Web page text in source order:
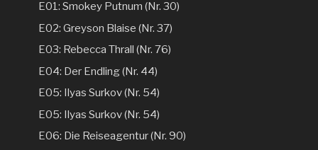
E01: Smokey Putnum (Nr. 30)
E02: Greyson Blaise (Nr. 37)
E03: Rebecca Thrall (Nr. 76)
E04: Der Endling (Nr. 44)
E05: Ilyas Surkov (Nr. 54)
E05: Ilyas Surkov (Nr. 54)
E06: Die Reiseagentur (Nr. 90)